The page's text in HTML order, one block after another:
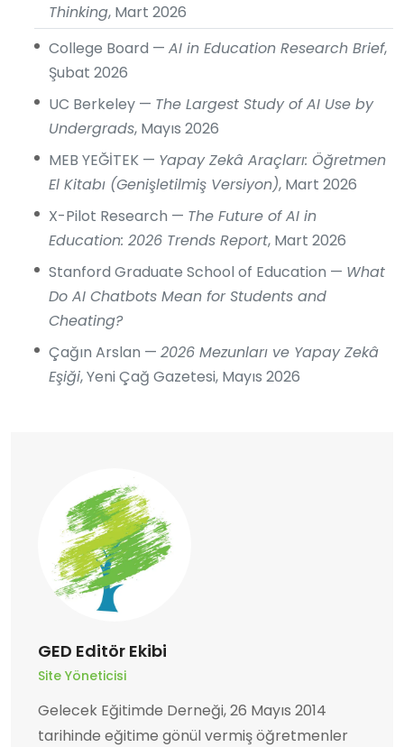
Thinking, Mart 2026
College Board — AI in Education Research Brief,
Şubat 2026
UC Berkeley — The Largest Study of AI Use by
Undergrads, Mayıs 2026
MEB YEĞİTEK — Yapay Zekâ Araçları: Öğretmen
El Kitabı (Genişletilmiş Versiyon), Mart 2026
X-Pilot Research — The Future of AI in
Education: 2026 Trends Report, Mart 2026
Stanford Graduate School of Education — What
Do AI Chatbots Mean for Students and
Cheating?
Çağın Arslan — 2026 Mezunları ve Yapay Zekâ
Eşiği, Yeni Çağ Gazetesi, Mayıs 2026
GED Editör Ekibi
Site Yöneticisi
Gelecek Eğitimde Derneği, 26 Mayıs 2014
tarihinde eğitime gönül vermiş öğretmenler